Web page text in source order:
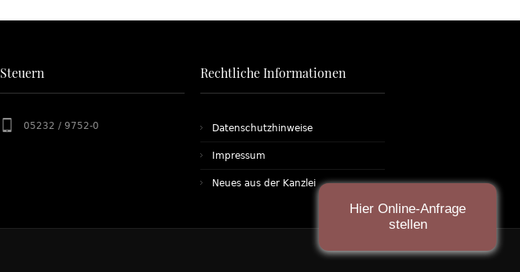
Steuern
05232 / 9752-0
Rechtliche Informationen
Datenschutzhinweise
Impressum
Neues aus der Kanzlei
Hier Online-Anfrage
stellen